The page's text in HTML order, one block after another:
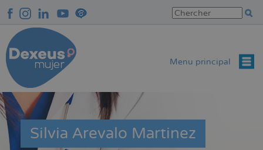
au
contenu
principal
Menu principal
Silvia Arevalo Martinez